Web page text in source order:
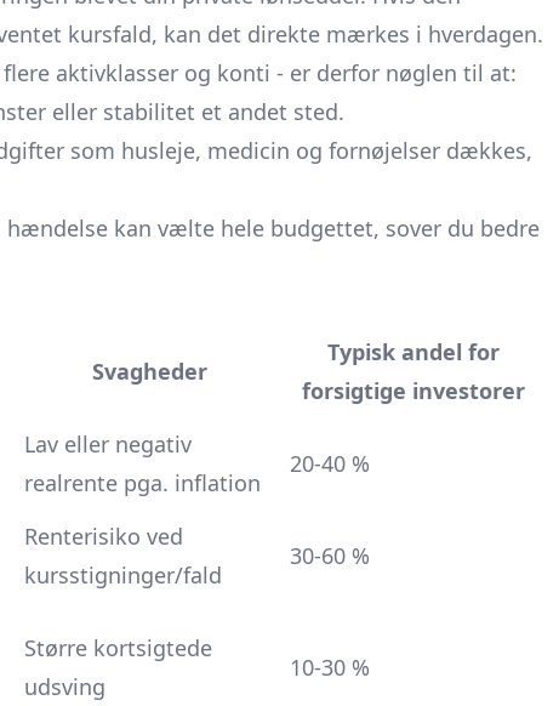
kursfald, kan det direkte mærkes i hverdagen.
aktivklasser og konti - er derfor nøglen til at:
eller stabilitet et andet sted.
som husleje, medicin og fornøjelser dækkes,
kan vælte hele budgettet, sover du bedre
Svagheder
Typisk andel for
forsigtige investorer
Lav eller negativ
realrente pga. inflation
20-40 %
Renterisiko ved
kursstigninger/fald
30-60 %
Større kortsigtede
udsving
10-30 %